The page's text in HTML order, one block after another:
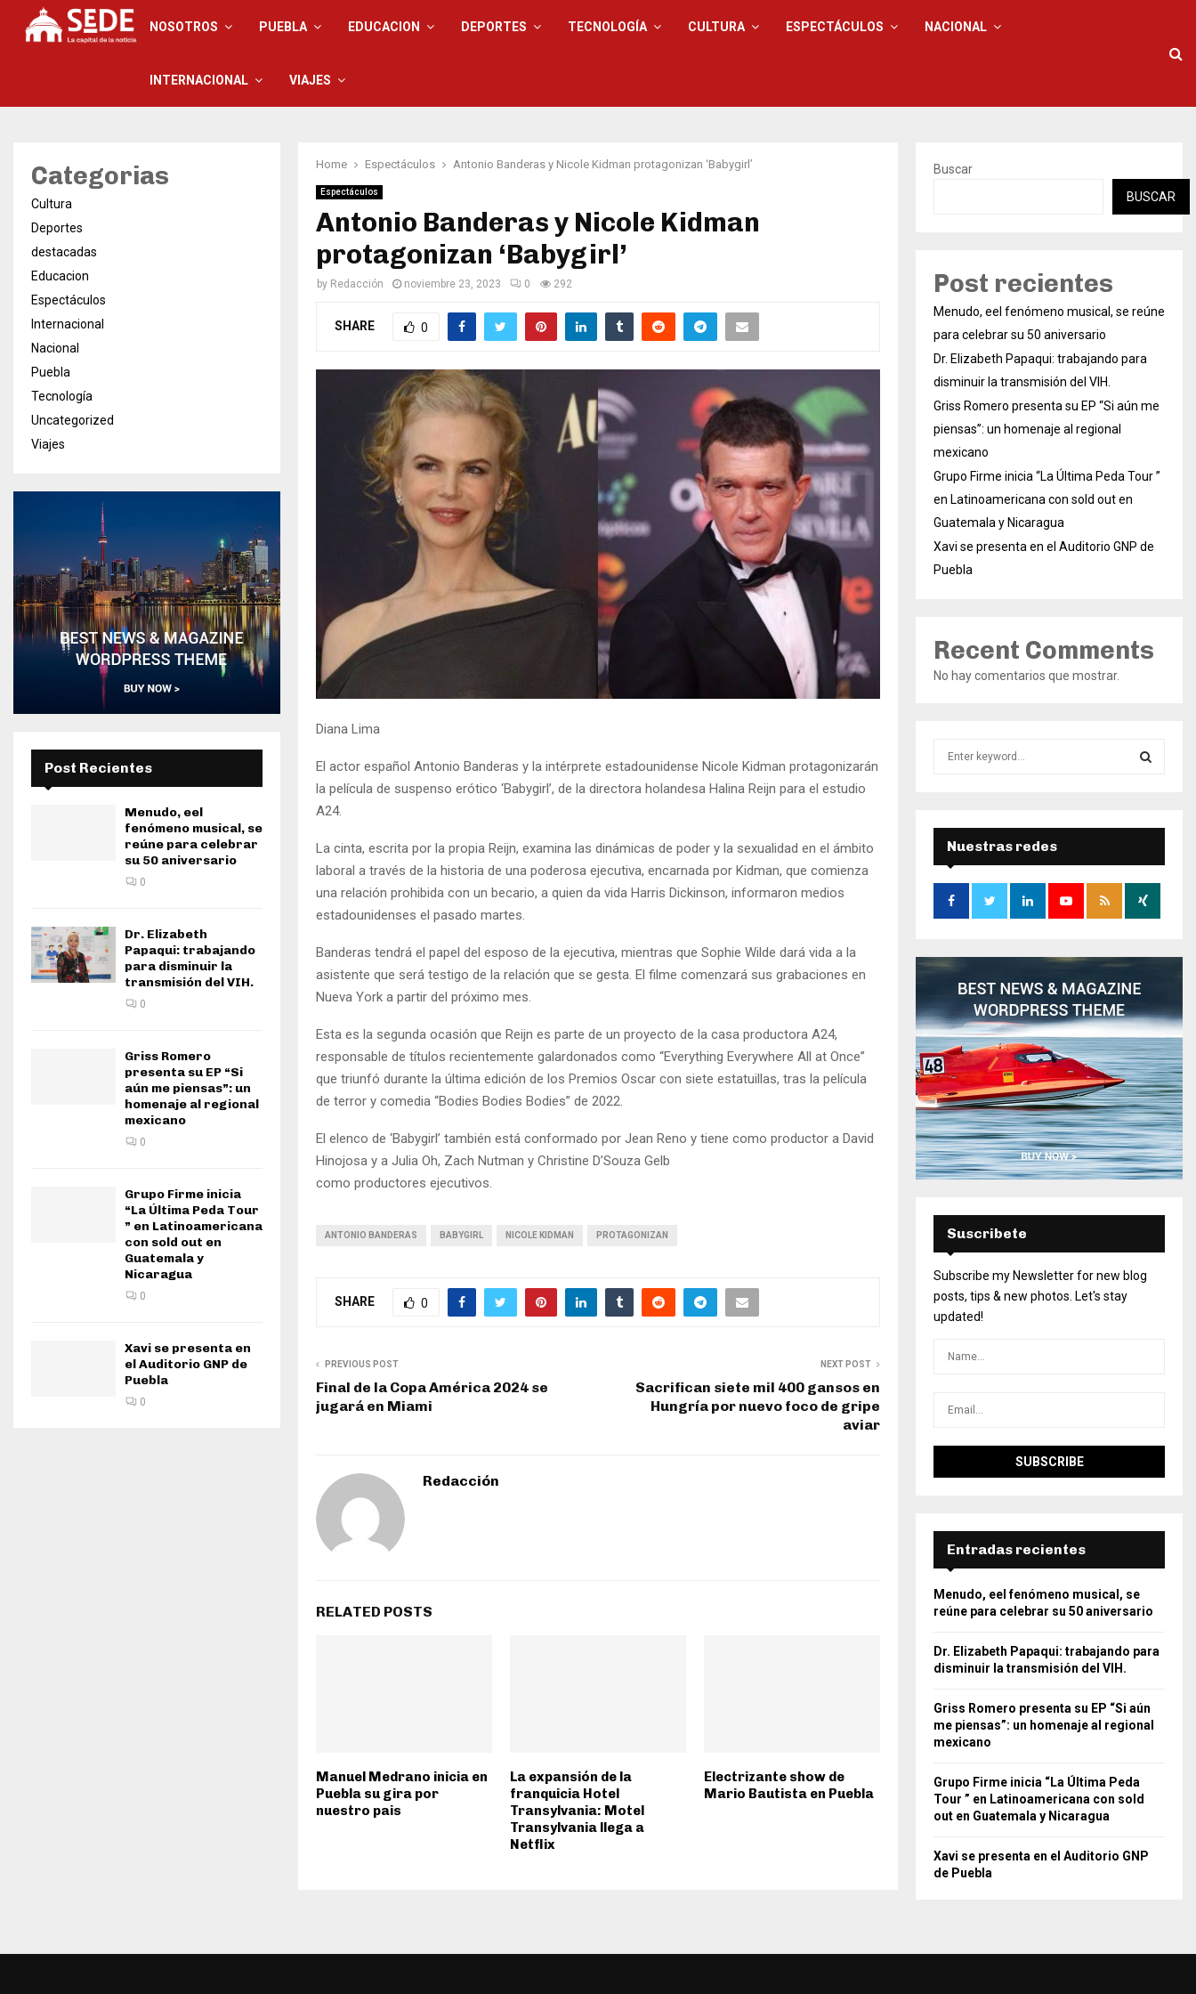
NOSOTROS PUEBLA EDUCACION DEPORTES TECNOLOGÍA CULTURA ESPECTÁCULOS NACIONAL
INTERNACIONAL VIAJES
Home Espectáculos Antonio Banderas y Nicole Kidman protagonizan ‘Babygirl’
Espectáculos
Antonio Banderas y Nicole Kidman
protagonizan ‘Babygirl’
by Redacción noviembre 23, 2023 0 292
SHARE 0
Diana Lima
El actor español Antonio Banderas y la intérprete estadounidense Nicole Kidman protagonizarán
la película de suspenso erótico ‘Babygirl’, de la directora holandesa Halina Reijn para el estudio
A24.
La cinta, escrita por la propia Reijn, examina las dinámicas de poder y la sexualidad en el ámbito
laboral a través de la historia de una poderosa ejecutiva, encarnada por Kidman, que comienza
una relación prohibida con un becario, a quien da vida Harris Dickinson, informaron medios
estadounidenses el pasado martes.
Banderas tendrá el papel del esposo de la ejecutiva, mientras que Sophie Wilde dará vida a la
asistente que será testigo de la relación que se gesta. El filme comenzará sus grabaciones en
Nueva York a partir del próximo mes.
Esta es la segunda ocasión que Reijn es parte de un proyecto de la casa productora A24,
responsable de títulos recientemente galardonados como “Everything Everywhere All at Once”
que triunfó durante la última edición de los Premios Oscar con siete estatuillas, tras la película
de terror y comedia “Bodies Bodies Bodies” de 2022.
El elenco de ‘Babygirl’ también está conformado por Jean Reno y tiene como productor a David
Hinojosa y a Julia Oh, Zach Nutman y Christine D’Souza Gelb
como productores ejecutivos.
ANTONIO BANDERAS BABYGIRL NICOLE KIDMAN PROTAGONIZAN
SHARE 0
PREVIOUS POST
Final de la Copa América 2024 se
jugará en Miami
NEXT POST
Sacrifican siete mil 400 gansos en
Hungría por nuevo foco de gripe
aviar
Redacción
RELATED POSTS
Manuel Medrano inicia en
Puebla su gira por
nuestro pais
La expansión de la
franquicia Hotel
Transylvania: Motel
Transylvania llega a
Netflix
Electrizante show de
Mario Bautista en Puebla
Categorias
Cultura
Deportes
destacadas
Educacion
Espectáculos
Internacional
Nacional
Puebla
Tecnología
Uncategorized
Viajes
Post Recientes
Menudo, eel
fenómeno musical, se
reúne para celebrar
su 50 aniversario
0
Dr. Elizabeth
Papaqui: trabajando
para disminuir la
transmisión del VIH.
0
Griss Romero
presenta su EP “Si
aún me piensas”: un
homenaje al regional
mexicano
0
Grupo Firme inicia
“La Última Peda Tour
” en Latinoamericana
con sold out en
Guatemala y
Nicaragua
0
Xavi se presenta en
el Auditorio GNP de
Puebla
0
Buscar
BUSCAR
Post recientes
Menudo, eel fenómeno musical, se reúne
para celebrar su 50 aniversario
Dr. Elizabeth Papaqui: trabajando para
disminuir la transmisión del VIH.
Griss Romero presenta su EP “Si aún me
piensas”: un homenaje al regional
mexicano
Grupo Firme inicia “La Última Peda Tour ”
en Latinoamericana con sold out en
Guatemala y Nicaragua
Xavi se presenta en el Auditorio GNP de
Puebla
Recent Comments
No hay comentarios que mostrar.
:
E
A
R
Nuestras redes
Suscribete
Subscribe my Newsletter for new blog
posts, tips & new photos. Let's stay
updated!
Entradas recientes
Menudo, eel fenómeno musical, se
reúne para celebrar su 50 aniversario
Dr. Elizabeth Papaqui: trabajando para
disminuir la transmisión del VIH.
Griss Romero presenta su EP “Si aún
me piensas”: un homenaje al regional
mexicano
Grupo Firme inicia “La Última Peda
Tour ” en Latinoamericana con sold
out en Guatemala y Nicaragua
Xavi se presenta en el Auditorio GNP
de Puebla